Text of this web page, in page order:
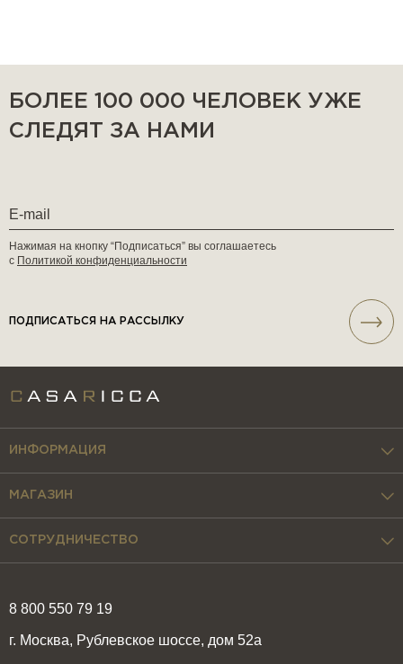
БОЛЕЕ 100 000 ЧЕЛОВЕК УЖЕ
СЛЕДЯТ ЗА НАМИ
Нажимая на кнопку “Подписаться” вы соглашаетесь
с Политикой конфиденциальности
ПОДПИСАТЬСЯ НА РАССЫЛКУ
8 800 550 79 19
г. Москва, Рублевское шоссе, дом 52а
ИНФОРМАЦИЯ
МАГАЗИН
СОТРУДНИЧЕСТВО